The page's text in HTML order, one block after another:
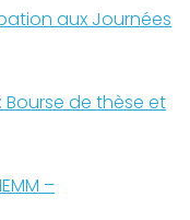
aux Journées
Bourse de thèse et
–